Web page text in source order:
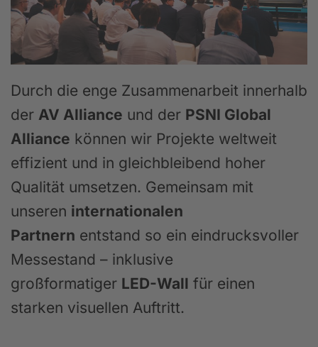
Durch die enge Zusammenarbeit innerhalb
der AV Alliance und der PSNI Global
Alliance können wir Projekte weltweit
effizient und in gleichbleibend hoher
Qualität umsetzen. Gemeinsam mit
unseren internationalen
Partnern entstand so ein eindrucksvoller
Messestand – inklusive
großformatiger LED-Wall für einen
starken visuellen Auftritt.